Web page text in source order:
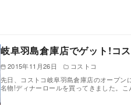
岐阜羽島倉庫店でゲット!コ
2015年11月26日
コストコ
先日、コストコ岐阜羽島倉庫店のオープン
名物!ディナーロールを買ってきました。